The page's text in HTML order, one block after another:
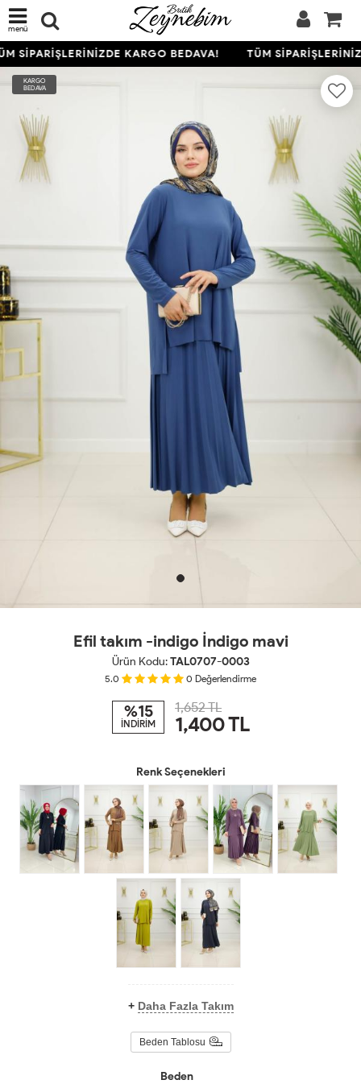
menü
SİPARİŞLERİNİZDE KARGO BEDAVA! TÜM
KARGO
BEDAVA
Efil takım -indigo İndigo mavi
Ürün Kodu:TAL0707-0003
5.0 0 Değerlendirme
%15
İNDİRİM
1,652 TL
1,400TL
Renk Seçenekleri
+ Daha Fazla Takım
Beden Tablosu
Beden